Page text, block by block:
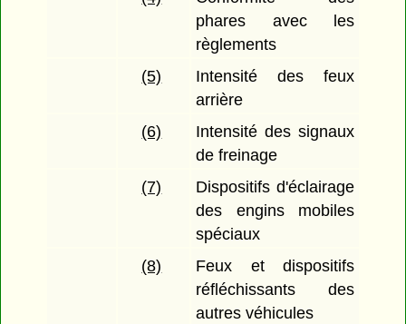
phares avec les
règlements
(5)
Intensité des feux
arrière
(6)
Intensité des signaux
de freinage
(7)
Dispositifs d'éclairage
des engins mobiles
spéciaux
(8)
Feux et dispositifs
réfléchissants des
autres véhicules